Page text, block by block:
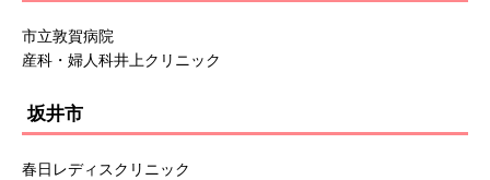
市立敦賀病院
産科・婦人科井上クリニック
坂井市
春日レディスクリニック